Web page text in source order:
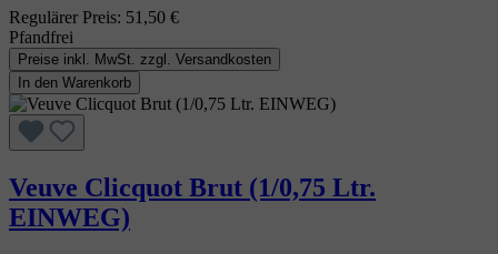
Regulärer Preis: 51,50 €
Pfandfrei
Preise inkl. MwSt. zzgl. Versandkosten
In den Warenkorb
Veuve Clicquot Brut (1/0,75 Ltr.
EINWEG)